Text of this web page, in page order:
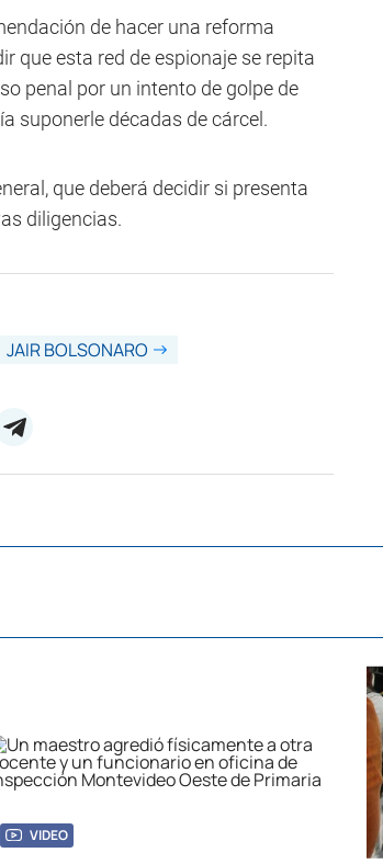
de hacer una reforma
que esta red de espionaje se repita
penal por un intento de golpe de
suponerle décadas de cárcel.
que deberá decidir si presenta
diligencias.
JAIR BOLSONARO
VIDEO